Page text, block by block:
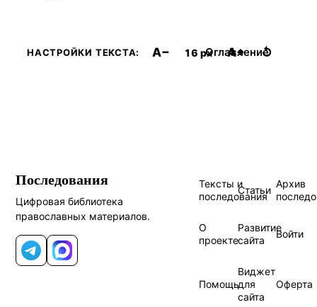
НАСТРОЙКИ ТЕКСТА: A− 16 px A+ ↺
Оглавление
Последования
Цифровая библиотека
православных материалов.
Telegram
MAX
Тексты и
последования
Статьи
Архив
О
проекте
Развитие
сайта
Войти
Помощь
Виджет
для
сайта
Оферта